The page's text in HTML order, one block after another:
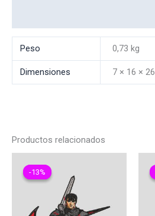
Peso 0,73 kg
Dimensiones 7 × 16 ×
Productos relacionados
-13%
-13%